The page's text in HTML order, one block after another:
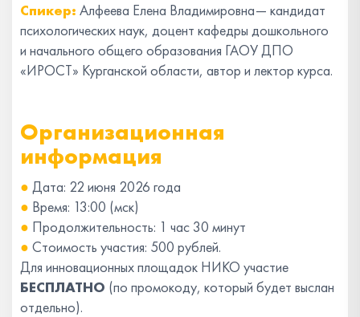
Спикер: Алфеева Елена Владимировна— кандидат
психологических наук, доцент кафедры дошкольного
и начального общего образования ГАОУ ДПО
«ИРОСТ» Курганской области, автор и лектор курса.
Организационная
информация
● Дата: 22 июня 2026 года
● Время: 13:00 (мск)
● Продолжительность: 1 час 30 минут
● Стоимость участия: 500 рублей.
Для инновационных площадок НИКО участие
БЕСПЛАТНО (по промокоду, который будет выслан
отдельно).